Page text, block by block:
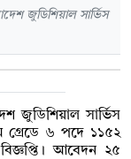
জুডিশিয়াল সার্ভিস
জুডিশিয়াল সার্ভিস
গ্রেডে ৬ পদে ১১৫২
আবেদন ২৫